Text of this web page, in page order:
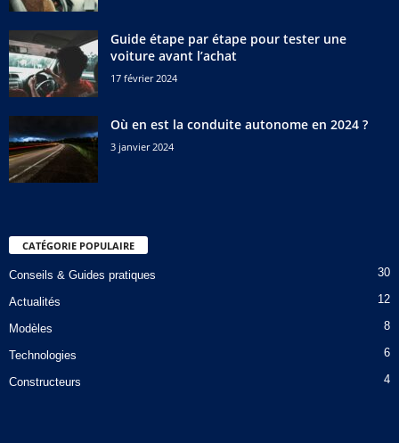
Guide étape par étape pour tester une
voiture avant l’achat
17 février 2024
Où en est la conduite autonome en 2024 ?
3 janvier 2024
CATÉGORIE POPULAIRE
Conseils & Guides pratiques 30
Actualités 12
Modèles 8
Technologies 6
Constructeurs 4